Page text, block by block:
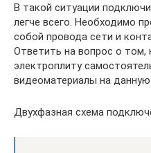
В такой ситуации
легче всего. Необходимо
собой провода сети и
Ответить на вопрос о том,
электроплиту
видеоматериалы на данную
Двухфазная схема